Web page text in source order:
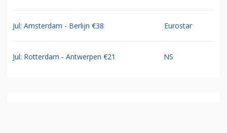
Jul: Amsterdam - Berlijn €38 Eurostar
Jul: Rotterdam - Antwerpen €21 NS